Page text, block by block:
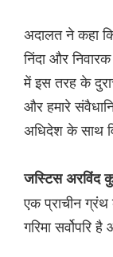
अदालत ने कहा
निंदा और
में इस तरह के
और हमारे
अधिदेश के साथ
जस्टिस अरविंद
एक प्राचीन ग्रंथ
गरिमा